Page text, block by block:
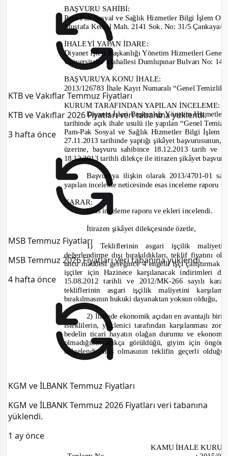
KTB ve Vakıflar Temmuz Fiyatları
KTB ve Vakıflar 2026 Fiyatları veri tabanına yüklendi.
3 hafta önce
MSB Temmuz Fiyatları
MSB Temmuz 2026 Fiyatları veri tabanına yüklendi.
4 hafta önce
KGM ve İLBANK Temmuz Fiyatları
KGM ve İLBANK Temmuz 2026 Fiyatları veri tabanına
yüklendi.
1 ay önce
BAŞVURU SAHİBİ:
Pam-Pak Sosyal ve Sağlık Hizmetler Bilgi İşlem
Mustafa Kemal Mah. 2141 Sok. No: 31/5
İHALEYİ YAPAN İDARE:
Diyanet İşleri Başkanlığı Yönetim Hizmetleri
Üniversiteler Mahallesi Dumlupınar Bulvarı No:
BAŞVURUYA KONU İHALE:
2013/126783 İhale Kayıt Numaralı “Genel
KURUM TARAFINDAN YAPILAN İNCELEME:
Diyanet İşleri Başkanlığı Yönetim
tarihinde açık ihale usulü ile yapılan “Genel
Pam-Pak Sosyal ve Sağlık Hizmetler Bilgi
27.11.2013 tarihinde yaptığı şikâyetbaşvurusunun, i
üzerine, başvuru sahibince 18.12.2013 tarih ve
18.12.2013tarihli dilekçe ile itirazen şikâyet
Başvuruya ilişkin olarak 2013/4701-01
yapılan inceleme neticesinde esas inceleme raporu
KARAR:
Esas inceleme raporu ve ekleri incelendi.
İtirazen şikâyet dilekçesinde özetle,
1) Tekliflerinin asgari işçilik
değerlendirme dışı bırakıldıkları, teklif fiyatını
uncu maddesi gereğince 4 engelli işçi çalıştırmak
işçiler için Hazinece karşılanacak indirimleri
15.08.2012 tarihli ve 2012/MK-266 sayılı
tekliflerinin asgari işçilik maliyetini
bırakılmasının hukuki dayanaktan yoksun olduğu,
2) İhalede ekonomik açıdan en avantajlı
isteklilerin, yüklenici tarafından karşılanması
bedelin ticari hayatın olağan durumu ve
olmadığının açıkça görüldüğü, giyim için
belgelendirilmiş olmasının teklifin geçerli
KAMU İHALE